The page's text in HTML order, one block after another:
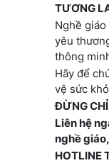
TƯƠNG
Nghề
yêu
thông
Hãy để
vệ sức
ĐỪNG
Liên hệ
nghề
HOTLINE